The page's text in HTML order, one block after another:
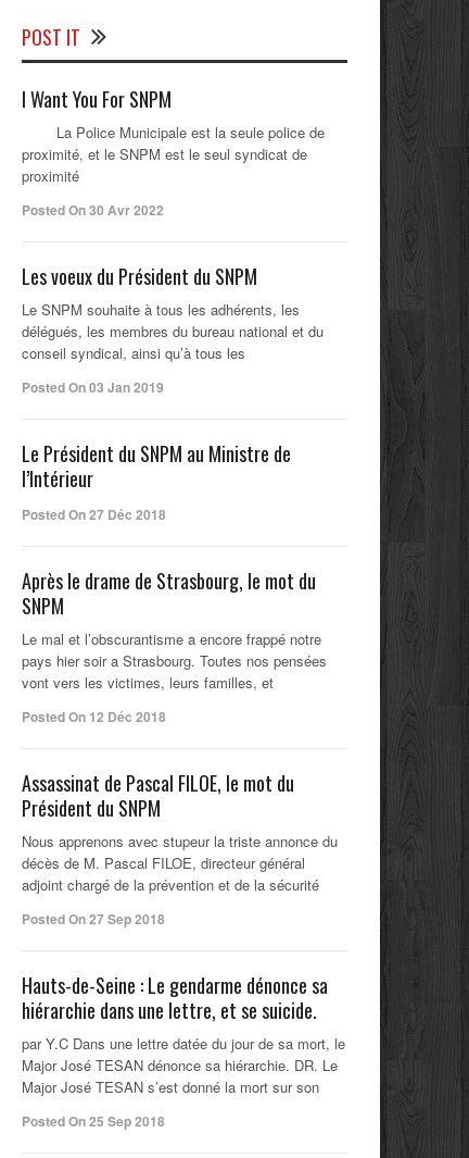
POST IT
I Want You For SNPM
La Police Municipale est la seule police de
proximité, et le SNPM est le seul syndicat de
proximité
Posted On 30 Avr 2022
Les voeux du Président du SNPM
Le SNPM souhaite à tous les adhérents, les
délégués, les membres du bureau national et du
conseil syndical, ainsi qu’à tous les
Posted On 03 Jan 2019
Le Président du SNPM au Ministre de
l’Intérieur
Posted On 27 Déc 2018
Après le drame de Strasbourg, le mot du
SNPM
Le mal et l’obscurantisme a encore frappé notre
pays hier soir a Strasbourg. Toutes nos pensées
vont vers les victimes, leurs familles, et
Posted On 12 Déc 2018
Assassinat de Pascal FILOE, le mot du
Président du SNPM
Nous apprenons avec stupeur la triste annonce du
décès de M. Pascal FILOE, directeur général
adjoint chargé de la prévention et de la sécurité
Posted On 27 Sep 2018
Hauts-de-Seine : Le gendarme dénonce sa
hiérarchie dans une lettre, et se suicide.
par Y.C Dans une lettre datée du jour de sa mort, le
Major José TESAN dénonce sa hiérarchie. DR. Le
Major José TESAN s’est donné la mort sur son
Posted On 25 Sep 2018